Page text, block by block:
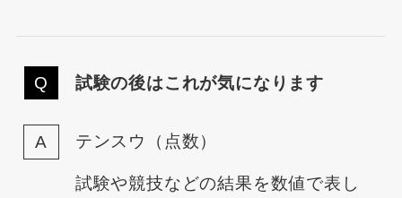
試験の後はこれが気になります
テンスウ（点数）
試験や競技などの結果を数値で表し